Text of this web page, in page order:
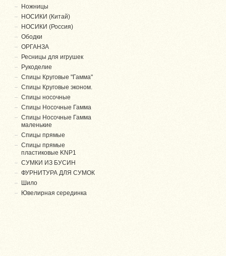
Ножницы
НОСИКИ (Китай)
НОСИКИ (Россия)
Ободки
ОРГАНЗА
Ресницы для игрушек
Рукоделие
Спицы Круговые "Гамма"
Спицы Круговые эконом.
Спицы носочные
Спицы Носочные Гамма
Спицы Носочные Гамма
маленькие
Спицы прямые
Спицы прямые
пластиковые KNP1
СУМКИ ИЗ БУСИН
ФУРНИТУРА ДЛЯ СУМОК
Шило
Ювелирная серединка